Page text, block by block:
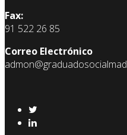
Fax:
91 522 26 85
Correo Electrónico